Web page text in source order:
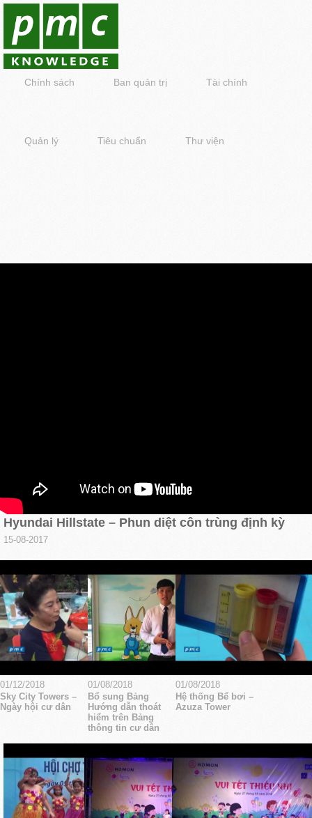
Chính sách Ban quản trị Tài chính
Quản lý Tiêu chuẩn Thư viện
Hyundai Hillstate – Phun diệt côn trùng định kỳ
15-08-2017
01/12/2018
Sky City Towers –
Ngày hội cư dân
01/08/2018
Bổ sung Bảng
Hướng dẫn thoát
hiểm trên Bảng
thông tin cư dân
01/08/2018
Hệ thống Bể bơi –
Azuza Tower